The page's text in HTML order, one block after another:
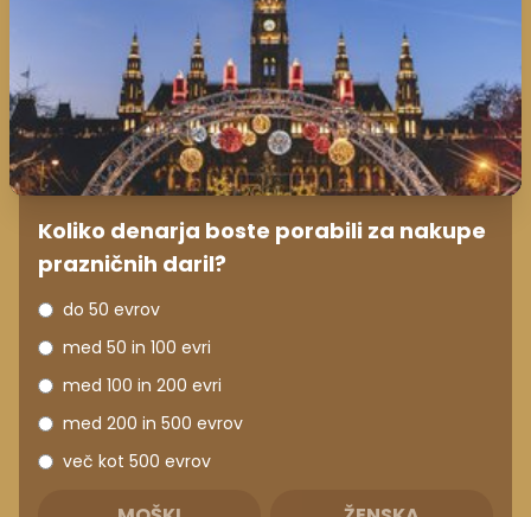
Koliko denarja boste porabili za nakupe
prazničnih daril?
do 50 evrov
med 50 in 100 evri
med 100 in 200 evri
med 200 in 500 evrov
več kot 500 evrov